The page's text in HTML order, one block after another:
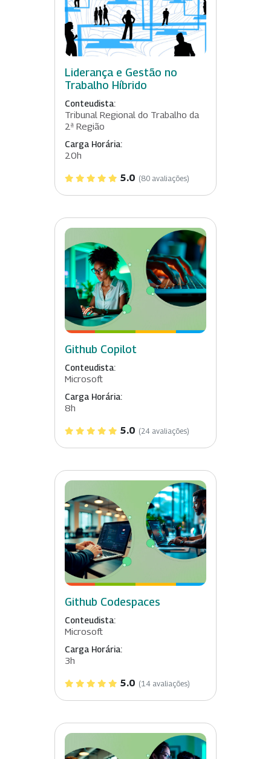
Liderança e Gestão no
Trabalho Híbrido
Conteudista:
Tribunal Regional do Trabalho da
2ª Região
Carga Horária:
20h
5.0 (80 avaliações)
Github Copilot
Conteudista:
Microsoft
Carga Horária:
8h
5.0 (24 avaliações)
Github Codespaces
Conteudista:
Microsoft
Carga Horária:
3h
5.0 (14 avaliações)